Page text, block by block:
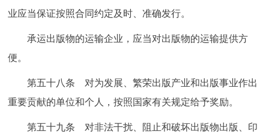
业应当保证按照合同约定及时、准确发行。
承运出版物的运输企业，应当对出版物的运输提供方
便。
第五十八条 对为发展、繁荣出版产业和出版事业作出
重要贡献的单位和个人，按照国家有关规定给予奖励。
第五十九条 对非法干扰、阻止和破坏出版物出版、印